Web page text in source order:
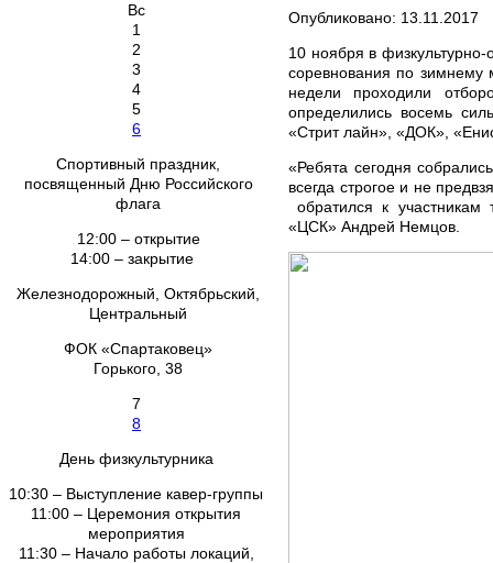
Вс
1
2
3
4
5
6
Спортивный праздник,
посвященный Дню Российского
флага
12:00 – открытие
14:00 – закрытие
Железнодорожный, Октябрьский,
Центральный
ФОК «Спартаковец»
Горького, 38
7
8
День физкультурника
10:30 – Выступление кавер-группы
11:00 – Церемония открытия
мероприятия
11:30 – Начало работы локаций,
Опубликовано: 13.11.2017
10 ноября в
соревнования по зимнему
недели проходили
определились восемь
«Стрит лайн», «ДОК»,
«Ребята сегодня
всегда строгое и не
обратился к
«ЦСК» Андрей Немцов.